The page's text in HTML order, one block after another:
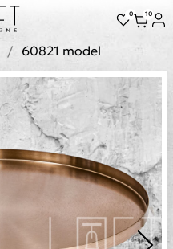
0 10
60821 model